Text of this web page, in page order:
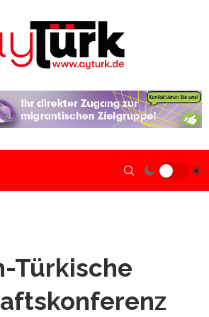
Türkische